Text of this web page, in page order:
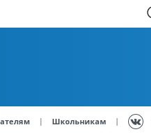
| Школьникам |